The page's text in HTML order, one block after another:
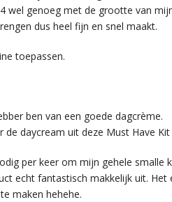
wel genoeg met de grootte van
dus heel fijn en snel maakt.
toepassen.
ben van een goede dagcrème.
daycream uit deze Must Have Kit
per keer om mijn gehele smalle
echt fantastisch makkelijk uit. Het
maken hehehe.